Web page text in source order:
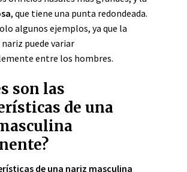
, que tiene una punta redondeada.
algunos ejemplos, ya que la
puede variar
entre los hombres.
son las
de una
de una nariz masculina